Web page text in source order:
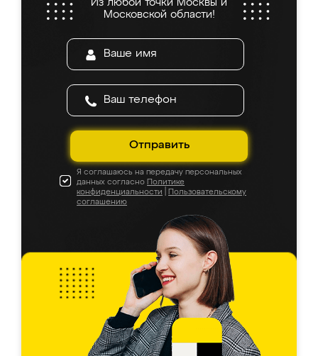
Из любой точки Москвы и
Московской области!
Отправить
Я соглашаюсь на передачу персональных
данных согласно Политике
конфиденциальности
Пользовательскому
соглашению